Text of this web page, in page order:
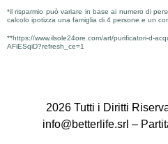
*il risparmio può variare in base ai numero di
calcolo ipotizza una famiglia di 4 persone e un
**https://www.ilsole24ore.com/art/purificatori-d-
AFiESqiD?refresh_ce=1
2026 Tutti i Diritti
info@betterlife.srl –